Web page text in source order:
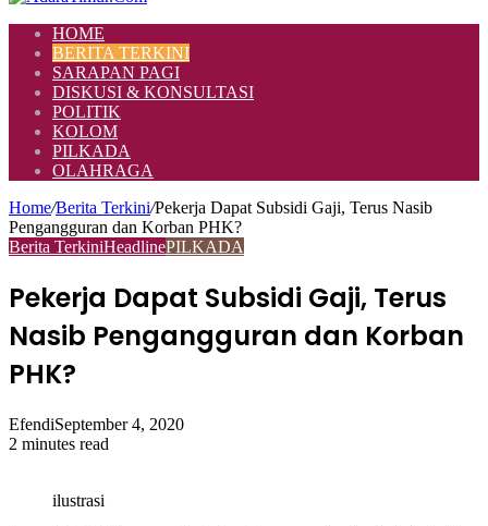
HOME
BERITA TERKINI
SARAPAN PAGI
DISKUSI & KONSULTASI
POLITIK
KOLOM
PILKADA
OLAHRAGA
Home/Berita Terkini/Pekerja Dapat Subsidi Gaji, Terus Nasib
Pengangguran dan Korban PHK?
Berita TerkiniHeadlinePILKADA
Pekerja Dapat Subsidi Gaji, Terus
Nasib Pengangguran dan Korban
PHK?
EfendiSeptember 4, 2020
2 minutes read
ilustrasi